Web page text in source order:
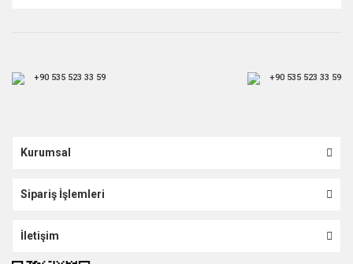
+90 535 523 33 59 +90 535 523 33 59
Kurumsal
Sipariş İşlemleri
İletişim